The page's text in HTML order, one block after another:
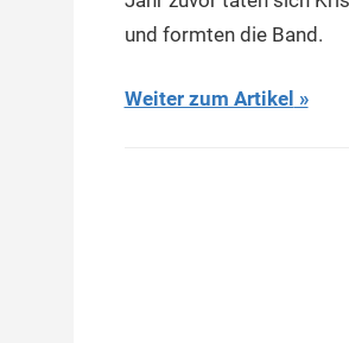
und formten die Band.
Weiter zum Artikel